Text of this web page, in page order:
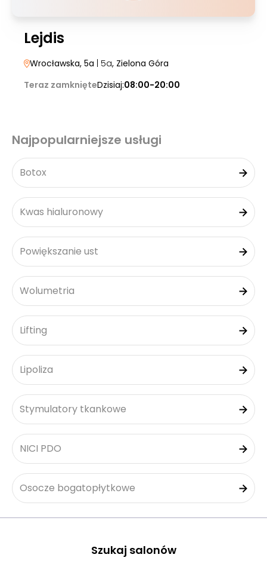
Lejdis
Wrocławska, 5a | 5a, Zielona Góra
Teraz zamknięteDzisiaj:08:00-20:00
Najpopularniejsze usługi
Botox
Kwas hialuronowy
Powiększanie ust
Wolumetria
Lifting
Lipoliza
Stymulatory tkankowe
NICI PDO
Osocze bogatopłytkowe
Szukaj salonów